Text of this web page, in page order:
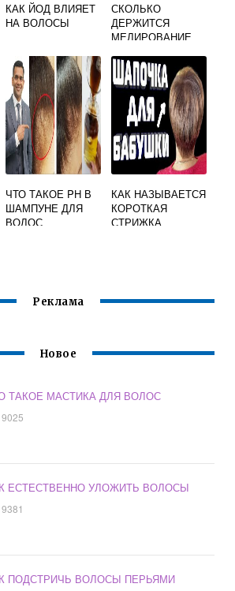
КАК ЙОД ВЛИЯЕТ
НА ВОЛОСЫ
СКОЛЬКО
ДЕРЖИТСЯ
МЕЛИРОВАНИЕ
ЧТО ТАКОЕ PH В
ШАМПУНЕ ДЛЯ
ВОЛОС
КАК НАЗЫВАЕТСЯ
КОРОТКАЯ
СТРИЖКА
Реклама
Новое
ТАКОЕ МАСТИКА ДЛЯ ВОЛОС
9025
ЕСТЕСТВЕННО УЛОЖИТЬ ВОЛОСЫ
9381
ПОДСТРИЧЬ ВОЛОСЫ ПЕРЬЯМИ